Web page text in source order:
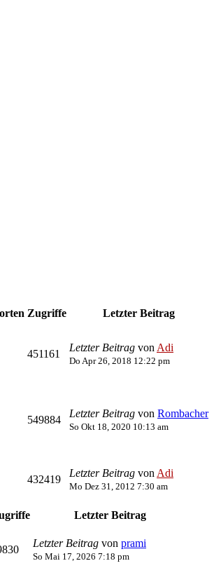
Zugriffe
Letzter Beitrag
451161
Letzter Beitrag von Adi
Do Apr 26, 2018 12:22 pm
549884
Letzter Beitrag von Rombacher
So Okt 18, 2020 10:13 am
432419
Letzter Beitrag von Adi
Mo Dez 31, 2012 7:30 am
Letzter Beitrag
Letzter Beitrag von prami
So Mai 17, 2026 7:18 pm